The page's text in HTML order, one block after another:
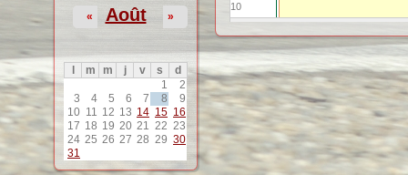
Août
« »
m m j v s
d
1
2
3
4 5 6 7 8
9
10 11 12 13 14 15 16
17 18 19 20 21 22 23
24 25 26 27 28 29 30
31
10
11
12
13